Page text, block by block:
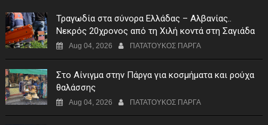
Τραγωδία στα σύνορα Ελλάδας – Αλβανίας..
Νεκρός 20χρονος από τη Χιλή κοντά στη Σαγιάδα
Aug 04, 2026 ΠΑΤΑΤΟΥΚΟΣ ΠΑΡΓΑ
Στο Αίνιγμα στην Πάργα για κοσμήματα και ρούχα
θαλάσσης
Aug 04, 2026 ΠΑΤΑΤΟΥΚΟΣ ΠΑΡΓΑ